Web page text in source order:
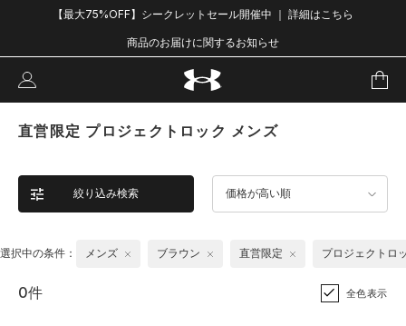
【最大75%OFF】シークレットセール開催中 ｜ 詳細はこちら
商品のお届けに関するお知らせ
直営限定 プロジェクトロック メンズ
絞り込み検索 価格が高い順
選択中の条件： メンズ ブラウン 直営限定 プロジェクトロ
0件 全色表示